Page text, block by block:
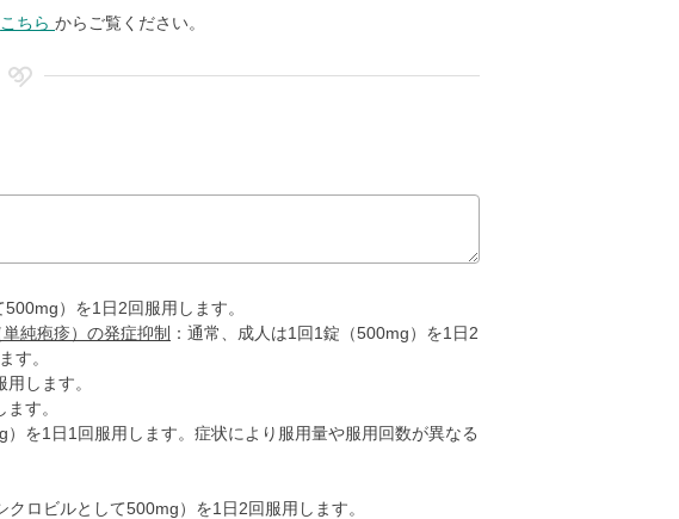
こちら からご覧ください。
）を1日2回服用します。
純疱疹）の発症抑制 ：通常、成人は1回1錠（500mg）を1日2
す。
します。
す。
）を1日1回服用します。症状により服用量や服用回数が異なる
ロビルとして500mg）を1日2回服用します。